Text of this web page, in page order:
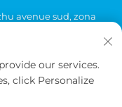
avenue sud, zona
our services.
click Personalize